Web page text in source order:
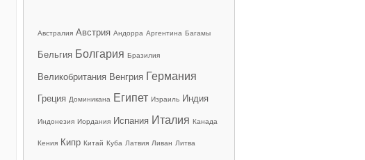
Австралия Австрия Андорра Аргентина Багамы
Бельгия Болгария Бразилия
Великобритания Венгрия Германия
Греция Доминикана Египет Израиль Индия
Индонезия Иордания Испания Италия Канада
Кения Кипр Китай Куба Латвия Ливан Литва